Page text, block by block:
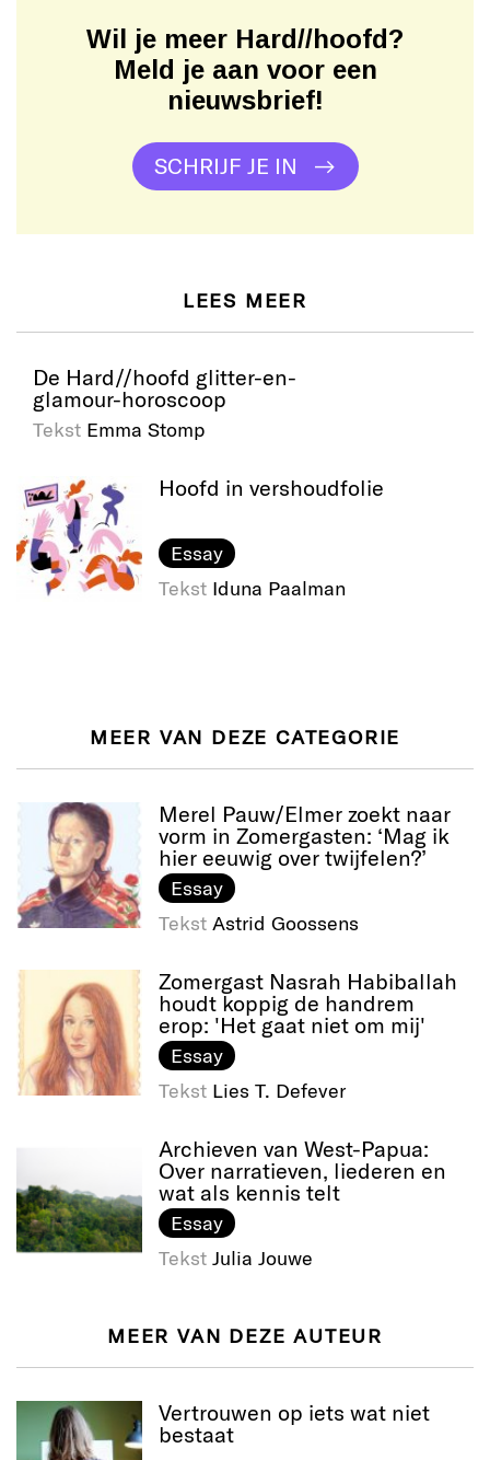
Wil je meer Hard//hoofd?
Meld je aan voor een
nieuwsbrief!
SCHRIJF JE IN
LEES MEER
De Hard//hoofd glitter-en-
glamour-horoscoop
Tekst Emma Stomp
Hoofd in vershoudfolie
Essay
Tekst Iduna Paalman
MEER VAN DEZE CATEGORIE
Merel Pauw/Elmer zoekt naar
vorm in Zomergasten: ‘Mag ik
hier eeuwig over twijfelen?’
Essay
Tekst Astrid Goossens
Zomergast Nasrah Habiballah
houdt koppig de handrem
erop: 'Het gaat niet om mij'
Essay
Tekst Lies T. Defever
Archieven van West-Papua:
Over narratieven, liederen en
wat als kennis telt
Essay
Tekst Julia Jouwe
MEER VAN DEZE AUTEUR
Vertrouwen op iets wat niet
bestaat